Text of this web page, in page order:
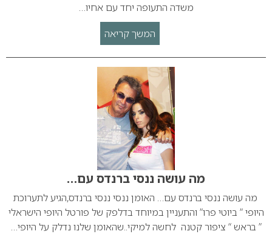
משדה התעופה יחד עם אחיו…
המשך קריאה
מה עושה ננסי ברנדס עם…
מה עושה ננסי ברנדס עם… האומן ננסי ננסי ברנדס,הגיע לתערוכת
היופי ” ביוטי פרו” והתעניין במיוחד בדלפק של פורטל היופי הישראלי
” בראש “ ציפור קטנה לחשה למיקי..שהאומן שלנו נדלק על היופי…